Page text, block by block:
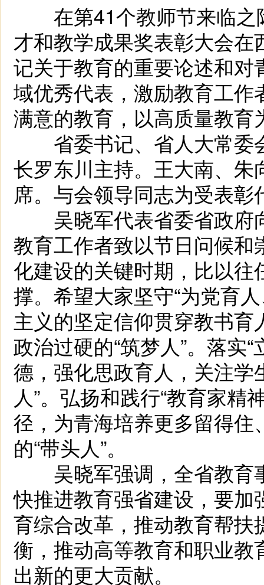
在第41个教师节来临之
才和教学成果奖表彰大会
记关于教育的重要论述和
域优秀代表，激励教育工
满意的教育，以高质量教
省委书记、省人大常委
长罗东川主持。王大南、
席。与会领导同志为受表彰
吴晓军代表省委省政府
教育工作者致以节日问候
化建设的关键时期，比以
撑。希望大家坚守“为党育
主义的坚定信仰贯穿教书
政治过硬的“筑梦人”。落实
德，强化思政育人，关注学
人”。弘扬和践行“教育家精
径，为青海培养更多留得
的“带头人”。
吴晓军强调，全省教育
快推进教育强省建设，要
育综合改革，推动教育帮
衡，推动高等教育和职业
出新的更大贡献。